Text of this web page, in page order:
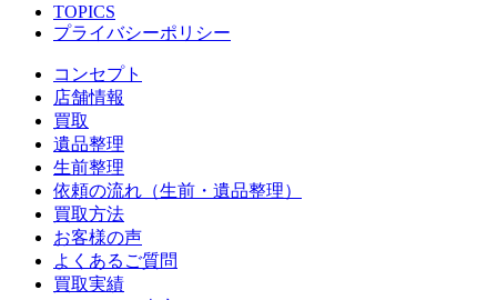
TOPICS
プライバシーポリシー
コンセプト
店舗情報
買取
遺品整理
生前整理
依頼の流れ（生前・遺品整理）
買取方法
お客様の声
よくあるご質問
買取実績